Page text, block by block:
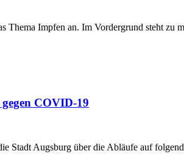
Thema Impfen an. Im Vordergrund steht
COVID-19
Stadt Augsburg über die Abläufe auf